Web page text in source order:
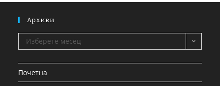
Архиви
Изберете месец
Почетна